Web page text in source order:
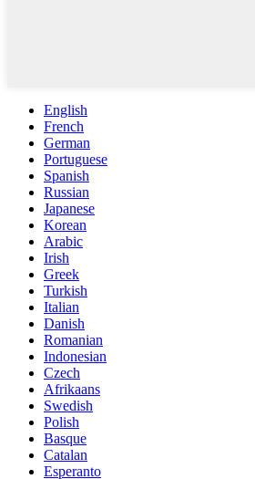
English
French
German
Portuguese
Spanish
Russian
Japanese
Korean
Arabic
Irish
Greek
Turkish
Italian
Danish
Romanian
Indonesian
Czech
Afrikaans
Swedish
Polish
Basque
Catalan
Esperanto